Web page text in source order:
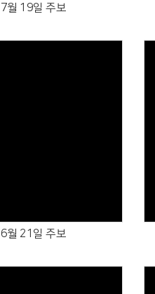
7월 19일 주보
6월 21일 주보